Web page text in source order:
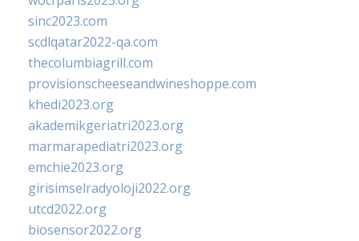
sinc2023.com
scdlqatar2022-qa.com
thecolumbiagrill.com
provisionscheeseandwineshoppe.com
khedi2023.org
akademikgeriatri2023.org
marmarapediatri2023.org
emchie2023.org
girisimselradyoloji2022.org
utcd2022.org
biosensor2022.org